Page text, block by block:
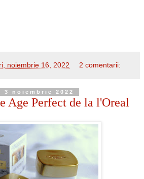
noiembrie 16, 2022 2 comentarii:
3 noiembrie 2022
Age Perfect de la l'Oreal